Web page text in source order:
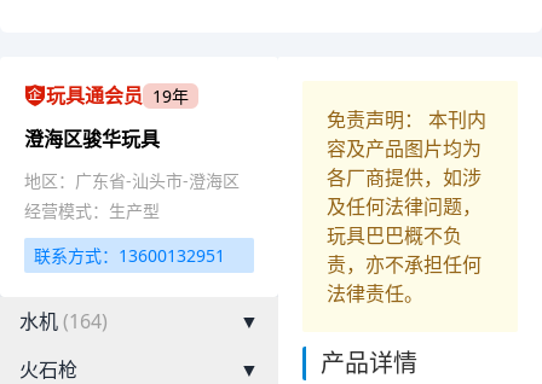
玩具通会员 19年
澄海区骏华玩具
地区：广东省-汕头市-澄海区
经营模式：生产型
联系方式：13600132951
水机(164)
▼
火石枪
▼
免责声明： 本刊内
容及产品图片均为
各厂商提供，如涉
及任何法律问题，
玩具巴巴概不负
责，亦不承担任何
法律责任。
产品详情